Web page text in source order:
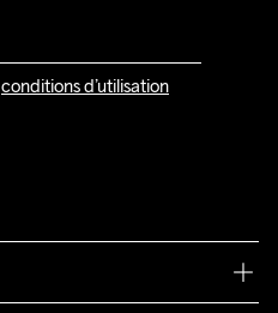
conditions d’utilisation